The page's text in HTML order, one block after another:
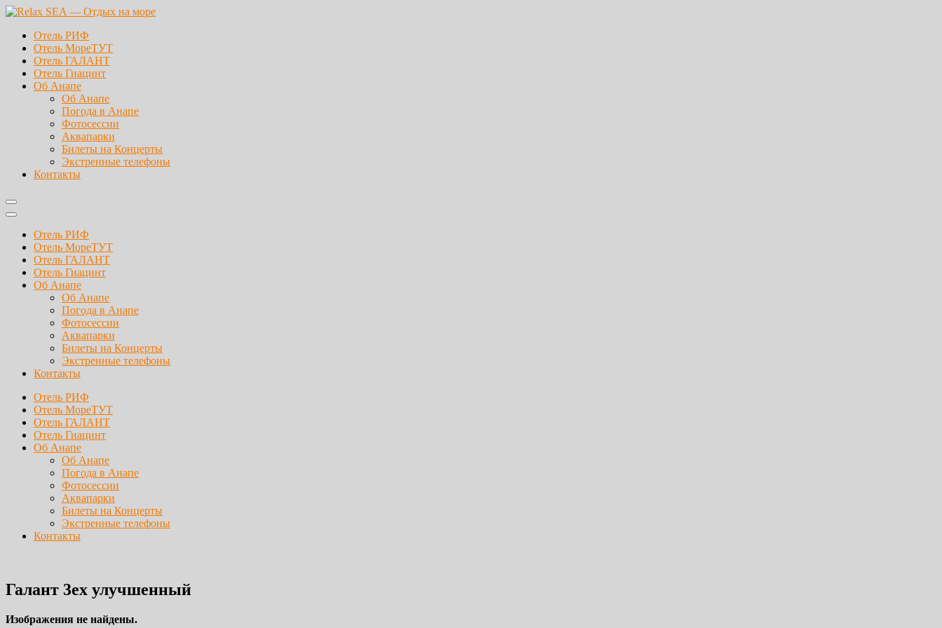
Перейти
содержимому
Relax SEA — Отдых на море
Лучшие отели Анапы Витязево
Отель РИФ
Отель МореТУТ
Отель ГАЛАНТ
Отель Гиацинт
Об Анапе
Об Анапе
Погода в Анапе
Фотосессии
Аквапарки
Билеты на Концерты
Экстренные телефоны
Контакты
Отель РИФ
Отель МореТУТ
Отель ГАЛАНТ
Отель Гиацинт
Об Анапе
Об Анапе
Погода в Анапе
Фотосессии
Аквапарки
Билеты на Концерты
Экстренные телефоны
Контакты
Отель РИФ
Отель МореТУТ
Отель ГАЛАНТ
Отель Гиацинт
Об Анапе
Об Анапе
Погода в Анапе
Фотосессии
Аквапарки
Билеты на Концерты
Экстренные телефоны
Контакты
Галант 3ех улучшенный
Изображения не найдены.